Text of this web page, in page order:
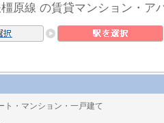
原線 の賃貸マンション・ア
ト・マンション・一戸建て